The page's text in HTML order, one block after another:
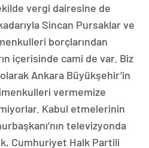
vergi dairesine de
Sincan Pursaklar ve
borçlarından
içerisinde cami de var. Biz
Ankara Büyükşehir’in
vermemize
Kabul etmelerinin
televizyonda
Cumhuriyet Halk Partili